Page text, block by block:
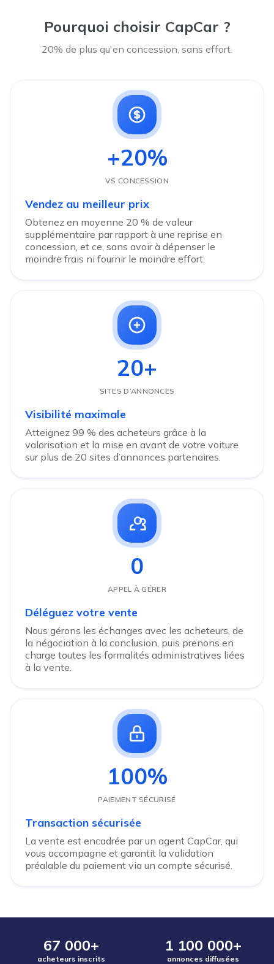
Pourquoi choisir CapCar ?
20% de plus qu'en concession, sans effort.
+20%
VS CONCESSION
Vendez au meilleur prix
Obtenez en moyenne 20 % de valeur
supplémentaire par rapport à une reprise en
concession, et ce, sans avoir à dépenser le
moindre frais ni fournir le moindre effort.
20+
SITES D’ANNONCES
Visibilité maximale
Atteignez 99 % des acheteurs grâce à la
valorisation et la mise en avant de votre voiture
sur plus de 20 sites d’annonces partenaires.
0
APPEL À GÉRER
Déléguez votre vente
Nous gérons les échanges avec les acheteurs, de
la négociation à la conclusion, puis prenons en
charge toutes les formalités administratives liées
à la vente.
100%
PAIEMENT SÉCURISÉ
Transaction sécurisée
La vente est encadrée par un agent CapCar, qui
vous accompagne et garantit la validation
préalable du paiement via un compte sécurisé.
67 000+
acheteurs inscrits
1 100 000+
annonces diffusées